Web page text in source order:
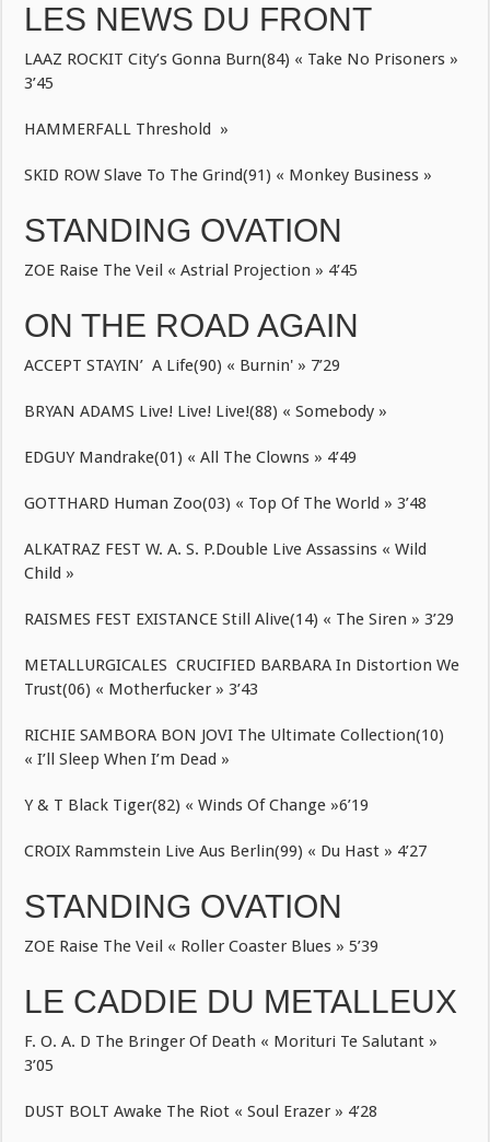
LES NEWS DU FRONT
LAAZ ROCKIT City’s Gonna Burn(84) « Take No Prisoners »
3’45
HAMMERFALL Threshold »
SKID ROW Slave To The Grind(91) « Monkey Business »
STANDING OVATION
ZOE Raise The Veil « Astrial Projection » 4’45
ON THE ROAD AGAIN
ACCEPT STAYIN’ A Life(90) « Burnin' » 7’29
BRYAN ADAMS Live! Live! Live!(88) « Somebody »
EDGUY Mandrake(01) « All The Clowns » 4’49
GOTTHARD Human Zoo(03) « Top Of The World » 3’48
ALKATRAZ FEST W. A. S. P.Double Live Assassins « Wild
Child »
RAISMES FEST EXISTANCE Still Alive(14) « The Siren » 3’29
METALLURGICALES CRUCIFIED BARBARA In Distortion We
Trust(06) « Motherfucker » 3’43
RICHIE SAMBORA BON JOVI The Ultimate Collection(10)
« I’ll Sleep When I’m Dead »
Y & T Black Tiger(82) « Winds Of Change »6’19
CROIX Rammstein Live Aus Berlin(99) « Du Hast » 4’27
STANDING OVATION
ZOE Raise The Veil « Roller Coaster Blues » 5’39
LE CADDIE DU METALLEUX
F. O. A. D The Bringer Of Death « Morituri Te Salutant »
3’05
DUST BOLT Awake The Riot « Soul Erazer » 4’28